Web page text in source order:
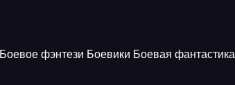
Боевое фэнтези Боевики Боевая фантастика